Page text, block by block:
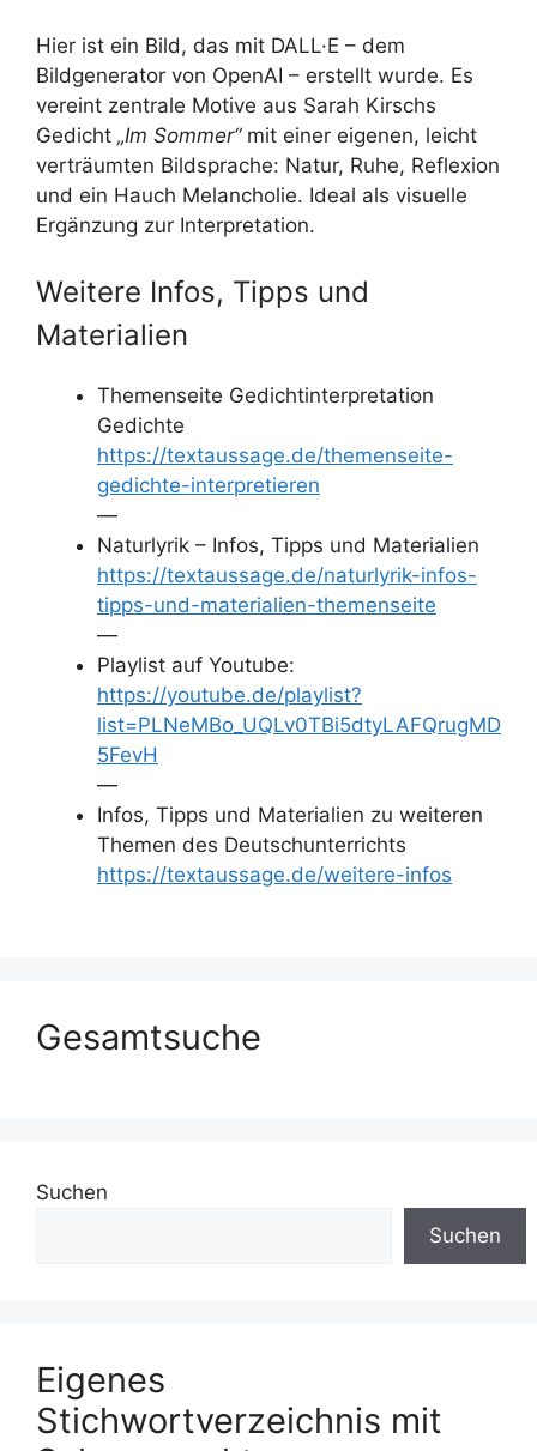
Hier ist ein Bild, das mit DALL·E – dem
Bildgenerator von OpenAI – erstellt wurde. Es
vereint zentrale Motive aus Sarah Kirschs
Gedicht „Im Sommer“mit einer eigenen, leicht
verträumten Bildsprache: Natur, Ruhe, Reflexion
und ein Hauch Melancholie. Ideal als visuelle
Ergänzung zur Interpretation.
Weitere Infos, Tipps und
Materialien
Themenseite Gedichtinterpretation
Gedichte
https://textaussage.de/themenseite-
gedichte-interpretieren
—
Naturlyrik – Infos, Tipps und Materialien
https://textaussage.de/naturlyrik-infos-
tipps-und-materialien-themenseite
—
Playlist auf Youtube:
https://youtube.de/playlist?
list=PLNeMBo_UQLv0TBi5dtyLAFQrugMD
5FevH
—
Infos, Tipps und Materialien zu weiteren
Themen des Deutschunterrichts
https://textaussage.de/weitere-infos
Gesamtsuche
Suchen
Suchen
Eigenes
Stichwortverzeichnis mit